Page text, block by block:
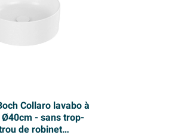
Collaro lavabo à
- sans trop-
de robinet